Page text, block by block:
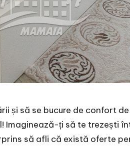
și să se bucure de confort
Imaginează-ți să te trezești
să afli că există oferte